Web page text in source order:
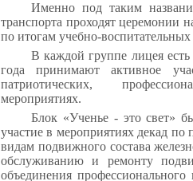
Именно под таким
транспорта проходят церемонии
по итогам учебно-
В каждой группе лицея
года принимают активное
патриотических,
мероприятиях.
Блок «Ученье - это свет»
участие в мероприятиях декад
видам подвижного состава
обслуживанию и ремонту
объединения